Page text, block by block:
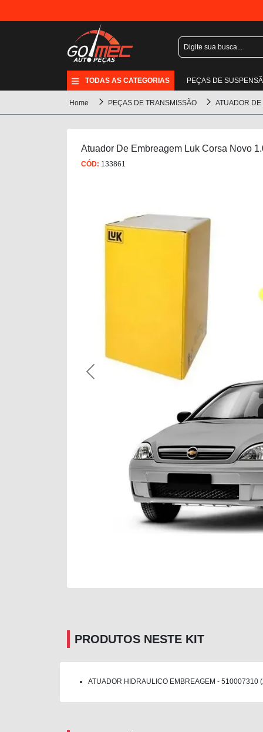
TODAS AS CATEGORIAS PEÇAS DE
Home PEÇAS DE TRANSMISSÃO ATUADOR
Atuador De Embreagem Luk Corsa Novo
CÓD: 133861
Previous
PRODUTOS NESTE KIT
ATUADOR HIDRAULICO EMBREAGEM - 510007310